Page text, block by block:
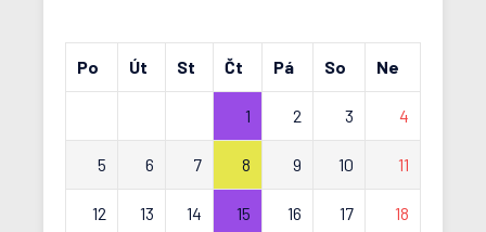
Po Út St Čt Pá So Ne
1 2 3 4
5 6 7 8 9 10 11
12 13 14 15 16 17 18